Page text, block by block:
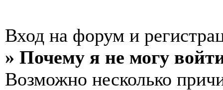
Вход на форум и
» Почему я не могу
Возможно несколько